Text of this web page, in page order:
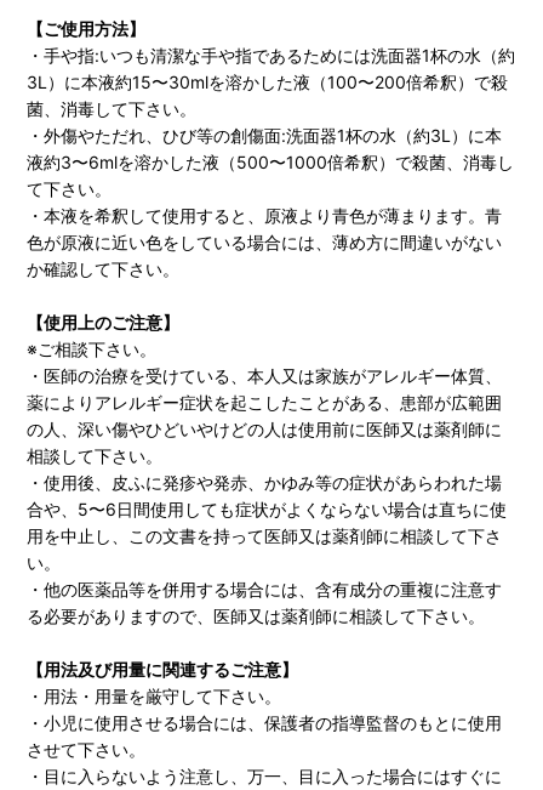
【ご使用方法】
・手や指:いつも清潔な手や指であるためには洗面器1杯の水（約
3L）に本液約15〜30mlを溶かした液（100〜200倍希釈）で殺
菌、消毒して下さい。
・外傷やただれ、ひび等の創傷面:洗面器1杯の水（約3L）に本
液約3〜6mlを溶かした液（500〜1000倍希釈）で殺菌、消毒し
て下さい。
・本液を希釈して使用すると、原液より青色が薄まります。青
色が原液に近い色をしている場合には、薄め方に間違いがない
か確認して下さい。
【使用上のご注意】
※ご相談下さい。
・医師の治療を受けている、本人又は家族がアレルギー体質、
薬によりアレルギー症状を起こしたことがある、患部が広範囲
の人、深い傷やひどいやけどの人は使用前に医師又は薬剤師に
相談して下さい。
・使用後、皮ふに発疹や発赤、かゆみ等の症状があらわれた場
合や、5〜6日間使用しても症状がよくならない場合は直ちに使
用を中止し、この文書を持って医師又は薬剤師に相談して下さ
い。
・他の医薬品等を併用する場合には、含有成分の重複に注意す
る必要がありますので、医師又は薬剤師に相談して下さい。
【用法及び用量に関連するご注意】
・用法・用量を厳守して下さい。
・小児に使用させる場合には、保護者の指導監督のもとに使用
させて下さい。
・目に入らないよう注意し、万一、目に入った場合にはすぐに